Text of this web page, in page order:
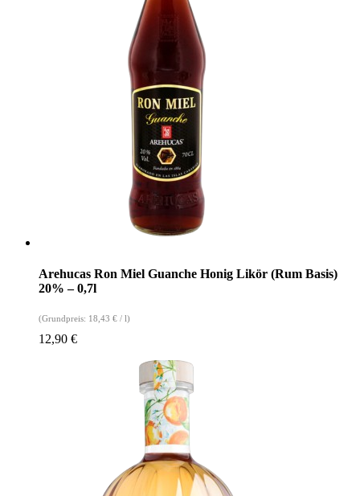
Arehucas Ron Miel Guanche Honig Likör (Rum Basis)
20% – 0,7l
(Grundpreis: 18,43 € / l)
12,90 €